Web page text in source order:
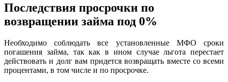
Последствия просрочки по
возвращении займа под 0%
Необходимо соблюдать все установленные МФО сроки
погашения займа, так как в ином случае льгота перестает
действовать и долг вам придется возвращать вместе со всеми
процентами, в том числе и по просрочке.